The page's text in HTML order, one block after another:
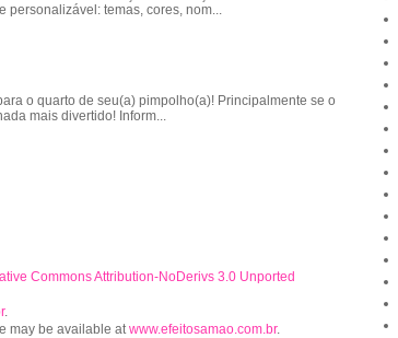
personalizável: temas, cores, nom...
o quarto de seu(a) pimpolho(a)! Principalmente se o
mais divertido! Inform...
Commons Attribution-NoDerivs 3.0 Unported
.
may be available at www.efeitosamao.com.br.